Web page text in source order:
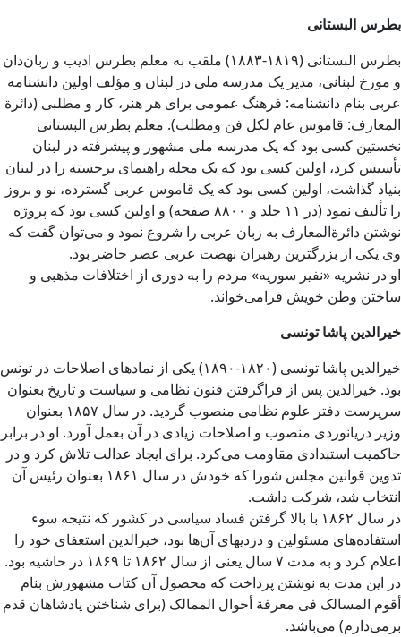
بطرس البستانی
بطرس البستانی (۱۸۱۹-۱۸۸۳) ملقب به معلم بطرس ادیب و زبان‌دان
و مورخ لبنانی، مدیر یک مدرسه‌ ملی در لبنان و مؤلف اولین دانشنامه
عربی بنام دانشنامه: فرهنگ عمومی برای هر هنر، کار و مطلبی (دائرة
المعارف: قاموس عام لکل فن ومطلب). معلم بطرس البستانی
نخستین کسی بود که یک مدرسه ملی مشهور و پیشرفته در لبنان
تأسیس کرد، اولین کسی بود که یک مجله راهنمای برجسته را در لبنان
بنیاد گذاشت، اولین کسی بود که یک قاموس عربی گسترده، نو و بروز
را تألیف نمود (در ۱۱ جلد و ۸۸۰۰ صفحه) و اولین کسی بود که پروژه
نوشتن دائرةالمعارف به زبان عربی را شروع نمود و می‌توان گفت که
وی یکی از بزرگترین رهبران نهضت عربی عصر حاضر بود.
او در نشریه «نفیر سوریه» مردم را به دوری از اختلافات مذهبی و
ساختن وطن خویش فرا‌می‌خواند.
خیرالدین پاشا تونسی
خیرالدین پاشا تونسی (۱۸۲۰-۱۸۹۰) یکی از نماد‌های اصلاحات در تونس
بود. خیرالدین پس از فراگرفتن فنون نظامی و سیاست و تاریخ بعنوان
سرپرست دفتر علوم نظامی منصوب گردید. در سال ۱۸۵۷ بعنوان
وزیر دریانوردی منصوب و اصلاحات زیادی در آن بعمل آورد. او در برابر
حاکمیت استبدادی مقاومت می‌کرد. برای ایجاد عدالت تلاش کرد و در
تدوین قوانین مجلس شورا که خودش در سال ۱۸۶۱ بعنوان رئیس آن
انتخاب شد، شرکت داشت.
در سال ۱۸۶۲ با بالا گرفتن فساد سیاسی در کشور که نتیجه سوء
استفاده‌های مسئولین و دزدیهای آن‌ها بود، خیرالدین استعفای خود را
اعلام کرد و به مدت ۷ سال یعنی از سال ۱۸۶۲ تا ۱۸۶۹ در حاشیه بود.
در این مدت به نوشتن پرداخت که محصول آن کتاب مشهورش بنام
أقوم المسالک فی معرفة أحوال الممالک (برای شناختن پادشاهان قدم
برمی‌دارم) می‌باشد.